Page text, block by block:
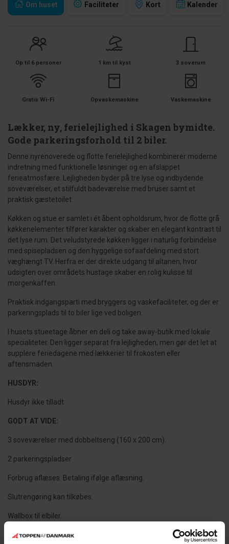
Om huset Faciliteter Kort Kalender
Op til 6 personer 1 km til kyst 3 soverum
Gratis Wi-Fi Opvaskemaskine Vaskemaskine
Lækker, ny, ferielejlighed i Skagen bymidte.
Gode parkeringsforhold til 2 biler.
Denne nyrenoverede og flotte ferielejlighed kombinerer moderne
indretning med funktionelle løsninger og en afslappet
ferieatmosfære. Lejligheden byder på tre lyse og indbydende
soveværelser, et stilfuldt badeværelse med bruser samt et
praktisk gæstetoilet
Køkken og stue er samlet i ét åbent opholdsrum, hvor de flotte grå
køkkenelementer tilfører karakter og skaber en elegant kontrast til
det lyse rum. Det veludstyrede køkken ligger i naturlig forbindelse
med spisepladsen og den hyggelige sofaafdeling med stort
væghængt TV. Herfra er der direkte udgang til altanen, hvor
udsigten over områdets hustage skaber en rolig kulisse til
morgenkaffen.
Praktisk indgangsparti med bryggers og vaskefaciliteter, og der er
parkeringsplads til to biler lige ved boligen.
I husets stueetage åbner en deli og take away-butik med lokale
specialiteter. Den ligger separat fra lejligheden, men gør det let at
supplere feriedagene med lækkerier til frokosten eller
aftensmaden.
HUSDYR:
Husdyr ikke tilladt.
GODT AT VIDE:
3 soveværelser med dobbeltseng (160 x 200 cm).
2 parkeringspladser
Forbrug aflæses. Betaling ifølge aflæsning.
Slutrengøring kan tilkøbes.
Wallbox til elbiler.
I bygningens stueetage åbner lækker madbutik & takeaway